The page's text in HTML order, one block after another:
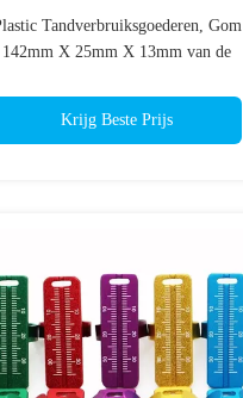
Tandverbruiksgoederen, Gom
142mm X 25mm X 13mm van de
Krijg Beste Prijs